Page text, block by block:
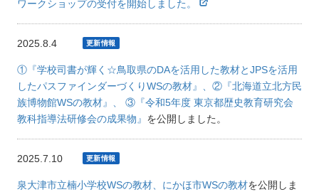
ワークショップの受付を開始しました。
2025.8.4
①『学校司書が輝く☆鳥取県のDAを活用した教材とJPSを活用
したパスファインダーづくりWSの教材』、②『北海道立北方民
族博物館WSの教材』、 ③『令和5年度 東京都歴史教育研究会
教科指導法研修会の成果物』 を公開しました。
2025.7.10
泉大津市立楠小学校WSの教材、にかほ市WSの教材を公開しま